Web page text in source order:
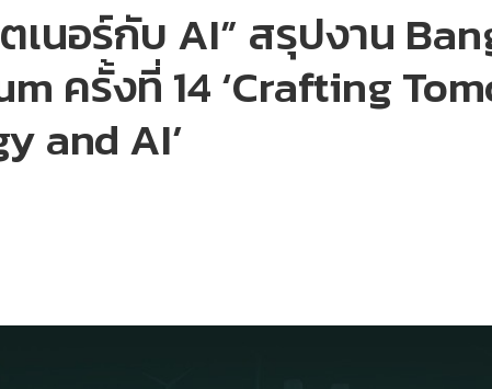
นอร์กับ AI” สรุปงาน
ครั้งที่ 14 ‘Crafting
and AI’